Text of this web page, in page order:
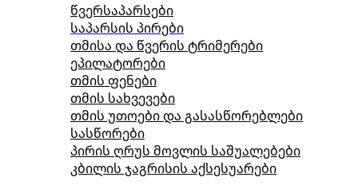
წვერსაპარსები
საპარსის პირები
თმისა და წვერის ტრიმერები
ეპილატორები
თმის ფენები
თმის სახვევები
თმის უთოები და გასასწორებლები
სასწორები
პირის ღრუს მოვლის საშუალებები
კბილის ჯაგრისის აქსესუარები